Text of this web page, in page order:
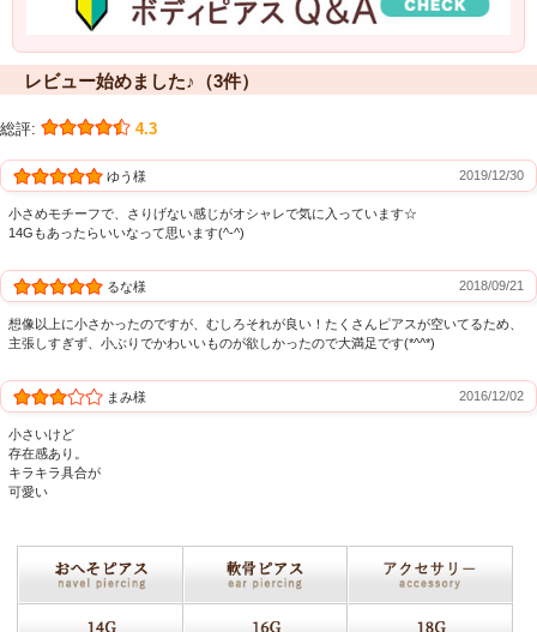
レビュー始めました♪（3件）
総評: 4.3
ゆう様 2019/12/30
小さめモチーフで、さりげない感じがオシャレで気に入っています☆
14Gもあったらいいなって思います(^-^)
るな様 2018/09/21
想像以上に小さかったのですが、むしろそれが良い！たくさんピアスが空いてるため、
主張しすぎず、小ぶりでかわいいものが欲しかったので大満足です(*^^*)
まみ様 2016/12/02
小さいけど
存在感あり。
キラキラ具合が
可愛い